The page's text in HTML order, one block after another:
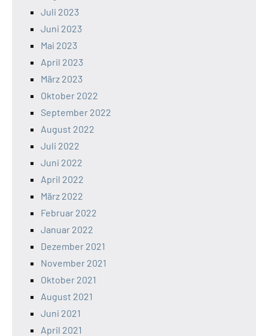
Juli 2023
Juni 2023
Mai 2023
April 2023
März 2023
Oktober 2022
September 2022
August 2022
Juli 2022
Juni 2022
April 2022
März 2022
Februar 2022
Januar 2022
Dezember 2021
November 2021
Oktober 2021
August 2021
Juni 2021
April 2021